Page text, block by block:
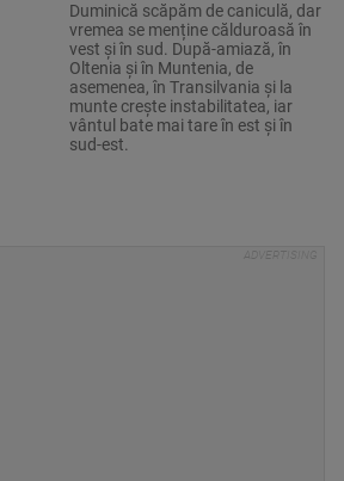
Duminică scăpăm de caniculă, dar
vremea se menține călduroasă în
vest și în sud. După-amiază, în
Oltenia și în Muntenia, de
asemenea, în Transilvania și la
munte crește instabilitatea, iar
vântul bate mai tare în est și în
sud-est.